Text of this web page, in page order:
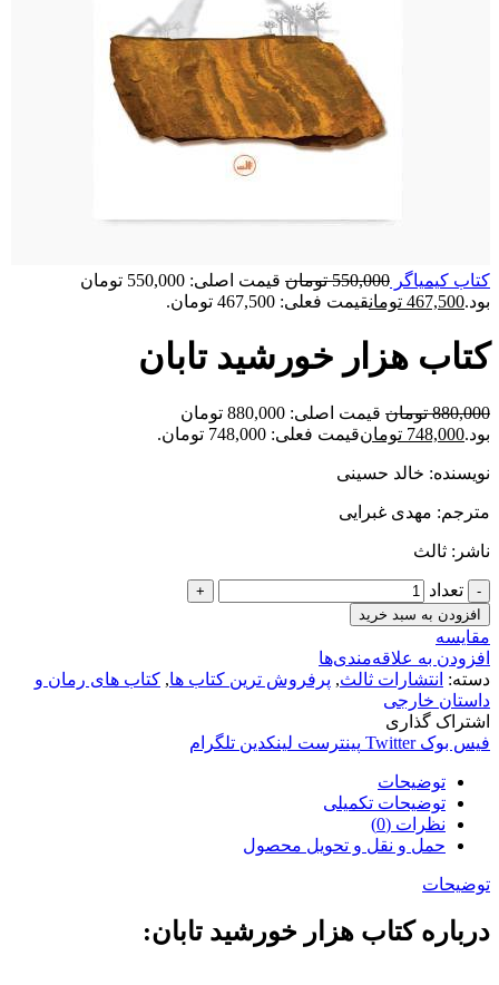
کتاب کیمیاگر 550,000 تومان
قیمت اصلی: 550,000 تومان
بود.467,500 تومانقیمت فعلی: 467,500 تومان.
کتاب هزار خورشید تابان
880,000 تومان
قیمت اصلی: 880,000 تومان
بود.748,000 تومانقیمت فعلی: 748,000 تومان.
نویسنده: خالد حسینی
مترجم: مهدی غبرایی
ناشر: ثالث
تعداد
افزودن به سبد خرید
مقایسه
افزودن به علاقه‌مندی‌ها
دسته: انتشارات ثالث, پرفروش ترین کتاب ها, کتاب های رمان و
داستان خارجی
اشتراک گذاری
فیس بوک Twitter پینترست لینکدین تلگرام
توضیحات
توضیحات تکمیلی
نظرات (0)
حمل و نقل و تحویل محصول
توضیحات
درباره کتاب هزار خورشید تابان: